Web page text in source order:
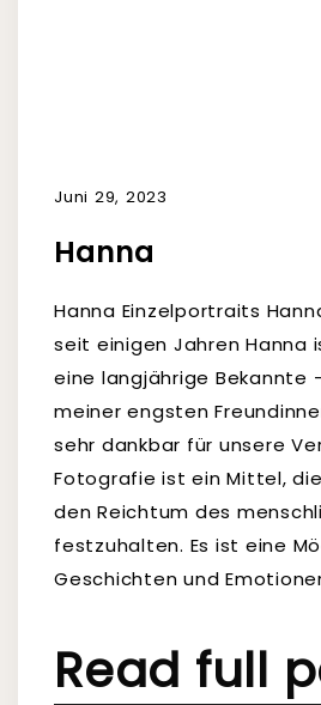
Juni 29, 2023
Hanna
Hanna Einzelportraits
seit einigen Jahren Hanna
eine langjährige Bekannte
meiner engsten
sehr dankbar für unsere
Fotografie ist ein Mittel,
den Reichtum des
festzuhalten. Es ist eine
Geschichten und
Read full